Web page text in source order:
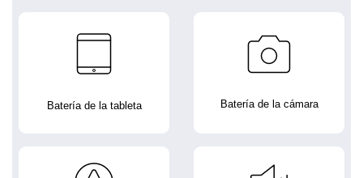
Batería de la tableta Batería de la cámara